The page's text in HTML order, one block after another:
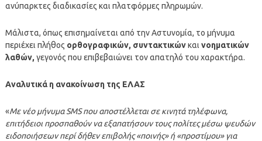
ανύπαρκτες διαδικασίες και πλατφόρμες πληρωμών.
Μάλιστα, όπως επισημαίνεται από την Αστυνομία, το μήνυμα
περιέχει πλήθος ορθογραφικών, συντακτικώνκαι νοηματικών
λαθών, γεγονός που επιβεβαιώνει τον απατηλό του χαρακτήρα.
Αναλυτικά η ανακοίνωση της ΕΛΑΣ
«Με νέο μήνυμα SMS που αποστέλλεται σε κινητά τηλέφωνα,
επιτήδειοι προσπαθούν να εξαπατήσουν τους πολίτες μέσω ψευδών
ειδοποιήσεων περί δήθεν επιβολής «ποινής» ή «προστίμου» για